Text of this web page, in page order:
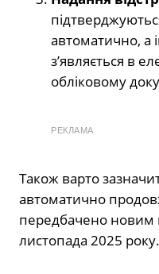
автоматично, а
з’являється в
обліковому
РЕКЛАМА
Також варто
автоматично
передбачено новим
листопада 2025 року.